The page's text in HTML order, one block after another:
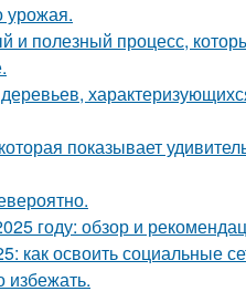
урожая.
полезный процесс,
показывает
году: обзор и
как освоить социальные
избежать.